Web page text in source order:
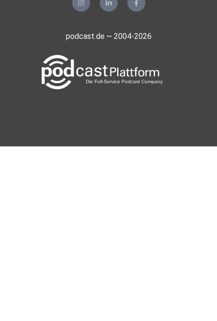
podcast.de ~ 2004-2026